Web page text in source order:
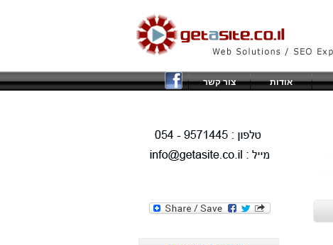
אודות צור קשר